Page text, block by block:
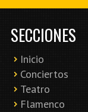
SECCIONES
Inicio
Conciertos
Teatro
Flamenco